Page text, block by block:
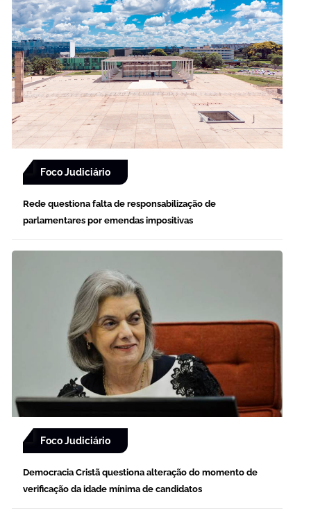
Foco Judiciário
Rede questiona falta de responsabilização de
parlamentares por emendas impositivas
Foco Judiciário
Democracia Cristã questiona alteração do momento de
verificação da idade mínima de candidatos